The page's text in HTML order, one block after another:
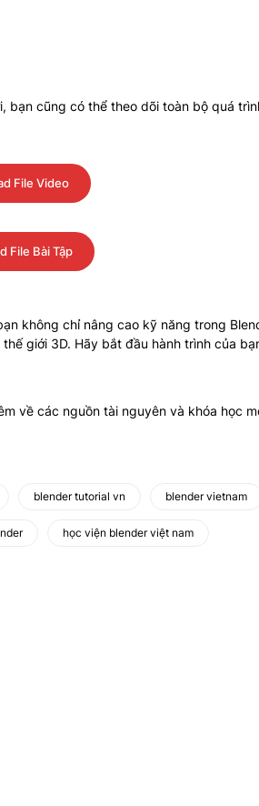
cũng có thể theo dõi toàn bộ quá
File Video
File Bài Tập
không chỉ nâng cao kỹ năng trong
giới 3D. Hãy bắt đầu hành trình của
về các nguồn tài nguyên và khóa học
blender tutorial vn blender vietnam
học viện blender việt nam